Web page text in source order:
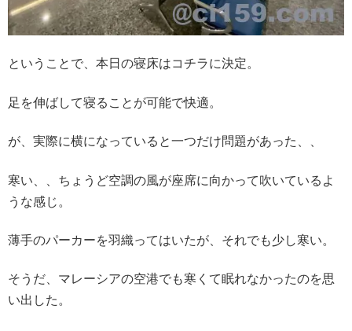
ということで、本日の寝床はコチラに決定。
足を伸ばして寝ることが可能で快適。
が、実際に横になっていると一つだけ問題があった、、
寒い、、ちょうど空調の風が座席に向かって吹いているよ
うな感じ。
薄手のパーカーを羽織ってはいたが、それでも少し寒い。
そうだ、マレーシアの空港でも寒くて眠れなかったのを思
い出した。